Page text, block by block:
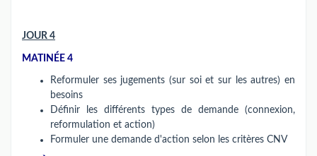
JOUR 4
MATINÉE 4
Reformuler ses jugements (sur soi et sur les autres) en
besoins
Définir les différents types de demande (connexion,
reformulation et action)
Formuler une demande d'action selon les critères CNV